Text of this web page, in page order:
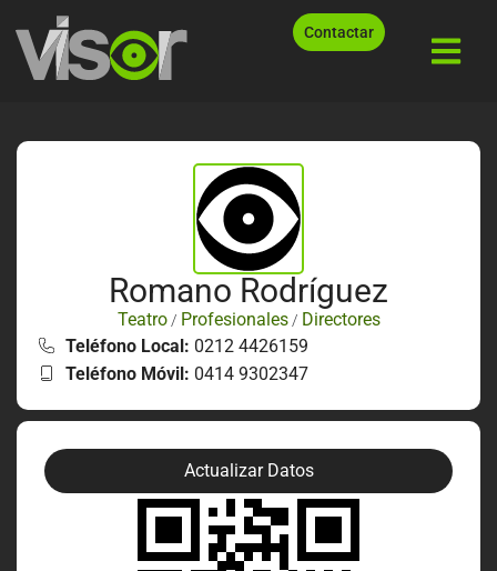
Contactar
Romano Rodríguez
Teatro/ Profesionales/ Directores
Teléfono Local: 0212 4426159
Teléfono Móvil: 0414 9302347
Actualizar Datos